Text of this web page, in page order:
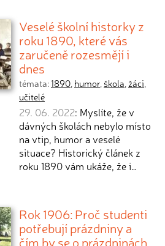
Veselé školní historky z
roku 1890, které vás
zaručeně rozesmějí i
dnes
témata:1890, humor, škola, žáci,
učitelé
29. 06. 2022: Myslíte, že v
dávných školách nebylo místo
na vtip, humor a veselé
situace? Historický článek z
roku 1890 vám ukáže, že i…
Rok 1906: Proč studenti
potřebují prázdniny a
čím by se o prázdninách